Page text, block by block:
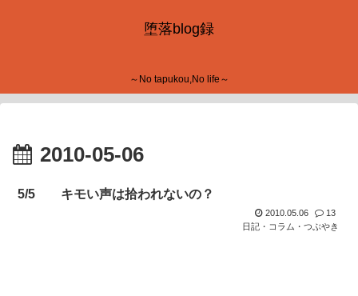
堕落blog録
～No tapukou,No life～
2010-05-06
5/5 キモい声は拾われないの？
2010.05.06
13
日記・コラム・つぶやき